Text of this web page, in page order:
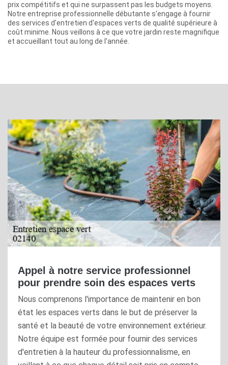
prix compétitifs et qui ne surpassent pas les budgets moyens.
Notre entreprise professionnelle débutante s'engage à fournir
des services d'entretien d'espaces verts de qualité supérieure à
coût minime. Nous veillons à ce que votre jardin reste magnifique
et accueillant tout au long de l'année.
Appel à notre service professionnel
pour prendre soin des espaces verts
Nous comprenons l'importance de maintenir en bon
état les espaces verts dans le but de préserver la
santé et la beauté de votre environnement extérieur.
Notre équipe est formée pour fournir des services
d'entretien à la hauteur du professionnalisme, en